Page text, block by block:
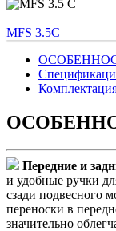
MFS 3.5C
Передние и
и удобные ручки
сзади подвесного
переноски в
значительно